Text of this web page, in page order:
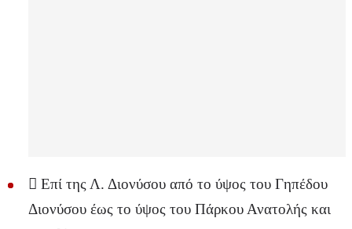
 Επί της Λ. Διονύσου από το ύψος του Γηπέδου
Διονύσου έως το ύψος του Πάρκου Ανατολής και